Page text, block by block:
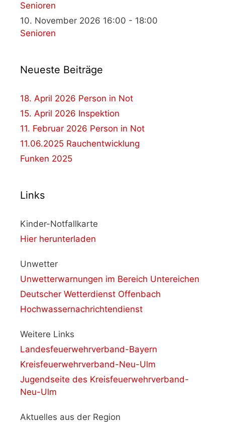
Senioren
10. November 2026 16:00 - 18:00
Senioren
Neueste Beiträge
18. April 2026 Person in Not
15. April 2026 Inspektion
11. Februar 2026 Person in Not
11.06.2025 Rauchentwicklung
Funken 2025
Links
Kinder-Notfallkarte
Hier herunterladen
Unwetter
Unwetterwarnungen im Bereich Untereichen
Deutscher Wetterdienst Offenbach
Hochwassernachrichtendienst
Weitere Links
Landesfeuerwehrverband-Bayern
Kreisfeuerwehrverband-Neu-Ulm
Jugendseite des Kreisfeuerwehrverband-
Neu-Ulm
Aktuelles aus der Region